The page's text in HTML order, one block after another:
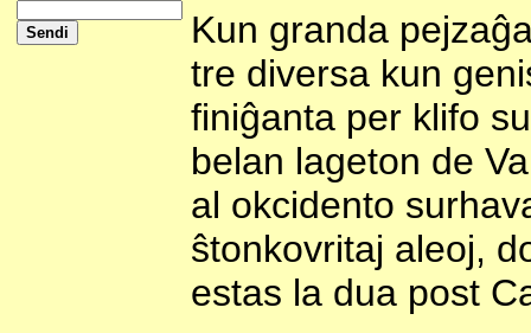
Kun granda
tre diversa kun
finiĝanta per klifo
belan lageton de
al okcidento
ŝtonkovritaj aleoj,
estas la dua post